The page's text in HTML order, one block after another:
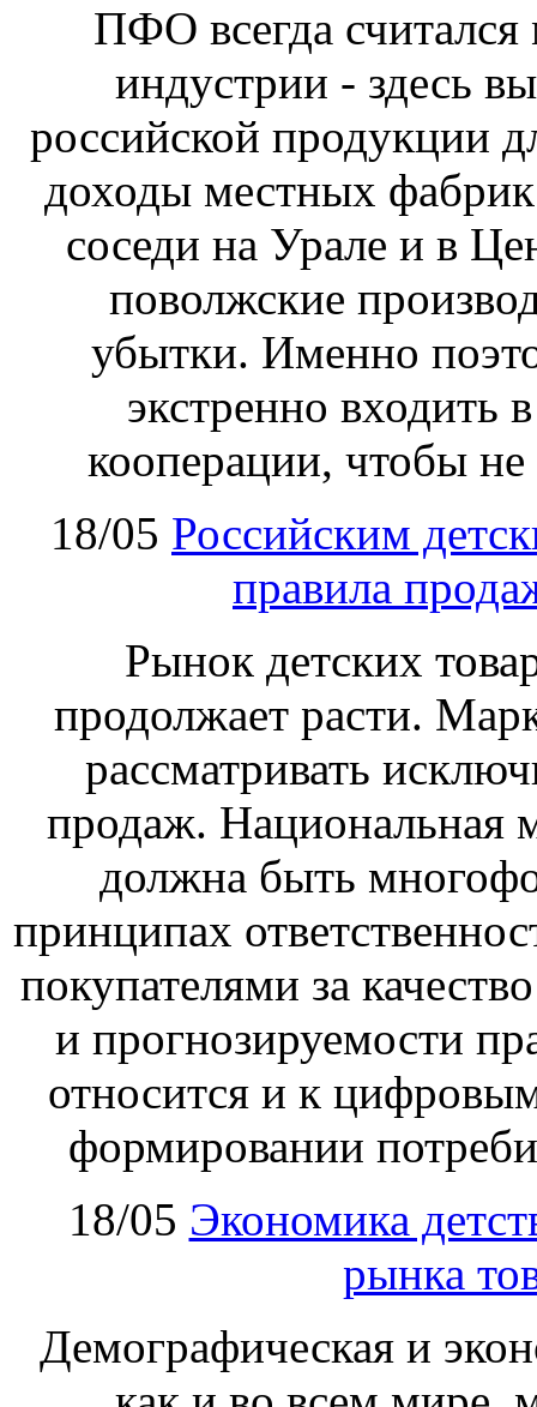
ПФО всегда
индустрии - здесь
российской продукции
доходы местных
соседи на Урале и в
поволжские
убытки. Именно
экстренно входить
кооперации, чтобы
18/05 Российским
правила
Рынок детских
продолжает расти.
рассматривать
продаж. Национальная
должна быть
принципах
покупателями за
и прогнозируемости
относится и к
формировании
18/05 Экономика
рынка
Демографическая и